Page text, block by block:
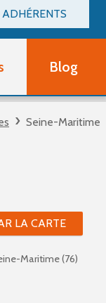
ADHÉRENTS
Blog
Seine-Maritime
LA CARTE
Maritime (76)